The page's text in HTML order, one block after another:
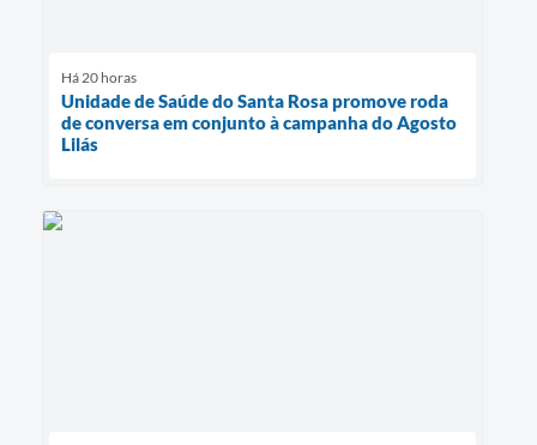
Há 20 horas
Unidade de Saúde do Santa Rosa promove roda
de conversa em conjunto à campanha do Agosto
Lilás